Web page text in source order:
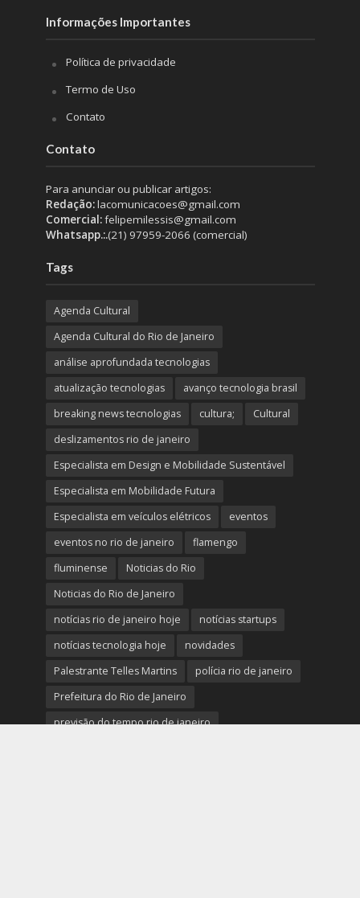
Informações Importantes
Política de privacidade
Termo de Uso
Contato
Contato
Para anunciar ou publicar artigos:
Redação:lacomunicacoes@gmail.com
Comercial:felipemilessis@gmail.com
Whatsapp.:.(21) 97959-2066 (comercial)
Tags
Agenda Cultural
Agenda Cultural do Rio de Janeiro
análise aprofundada tecnologias
atualização tecnologias
avanço tecnologia brasil
breaking news tecnologias
cultura;
Cultural
deslizamentos rio de janeiro
Especialista em Design e Mobilidade Sustentável
Especialista em Mobilidade Futura
Especialista em veículos elétricos
eventos
eventos no rio de janeiro
flamengo
fluminense
Noticias do Rio
Noticias do Rio de Janeiro
notícias rio de janeiro hoje
notícias startups
notícias tecnologia hoje
novidades
Palestrante Telles Martins
polícia rio de janeiro
Prefeitura do Rio de Janeiro
previsão do tempo rio de janeiro